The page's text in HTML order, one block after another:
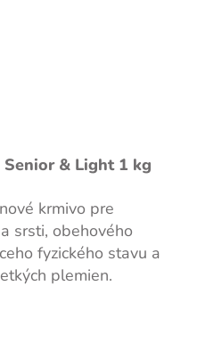
& Light 1 kg
krmivo pre
srsti, obehového
fyzického stavu a
plemien.